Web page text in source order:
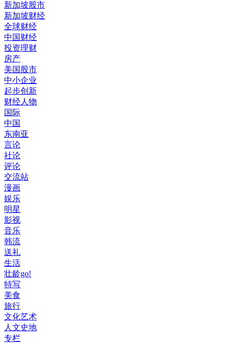
新加坡股市
新加坡财经
全球财经
中国财经
投资理财
房产
美国股市
中小企业
起步创新
财经人物
国际
中国
东南亚
言论
社论
评论
交流站
漫画
娱乐
明星
影视
音乐
韩流
送礼
生活
壮龄go!
特写
美食
旅行
文化艺术
人文史地
专栏